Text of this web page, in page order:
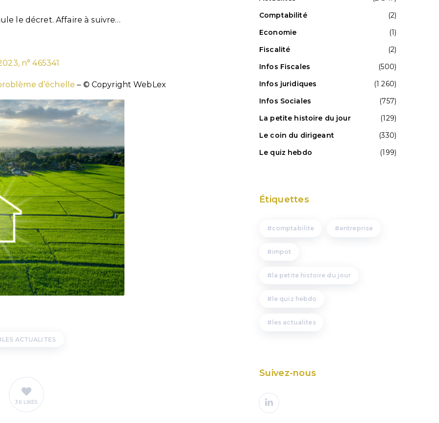
le décret. Affaire à suivre…
n° 465341
d’échelle – © Copyright WebLex
LES ACTUALITES
36 LIKES
Comptabilité
(2)
Economie
(1)
Fiscalité
(2)
Infos Fiscales
(500)
Infos juridiques
(1 260)
Infos Sociales
(757)
La petite histoire du jour
(129)
Le coin du dirigeant
(330)
Le quiz hebdo
(199)
Étiquettes
comptabilite entreprise
impot
la petite histoire du jour
le quiz hebdo
les actualites
Suivez-nous